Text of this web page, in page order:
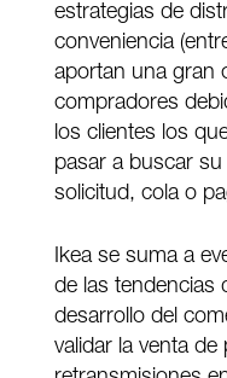
estrategias de
conveniencia
aportan una gran
compradores
los clientes los
pasar a buscar
solicitud, cola o
Ikea se suma a
de las tendencias
desarrollo del
validar la venta